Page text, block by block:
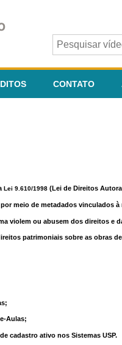
CONTATO
Lei 9.610/1998 (Lei de Direitos
meio de metadados vinculados à
violem ou abusem dos direitos e
patrimoniais sobre as obras
Aulas;
cadastro ativo nos Sistemas USP.